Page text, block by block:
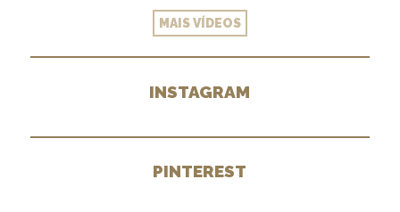
MAIS VÍDEOS
INSTAGRAM
PINTEREST